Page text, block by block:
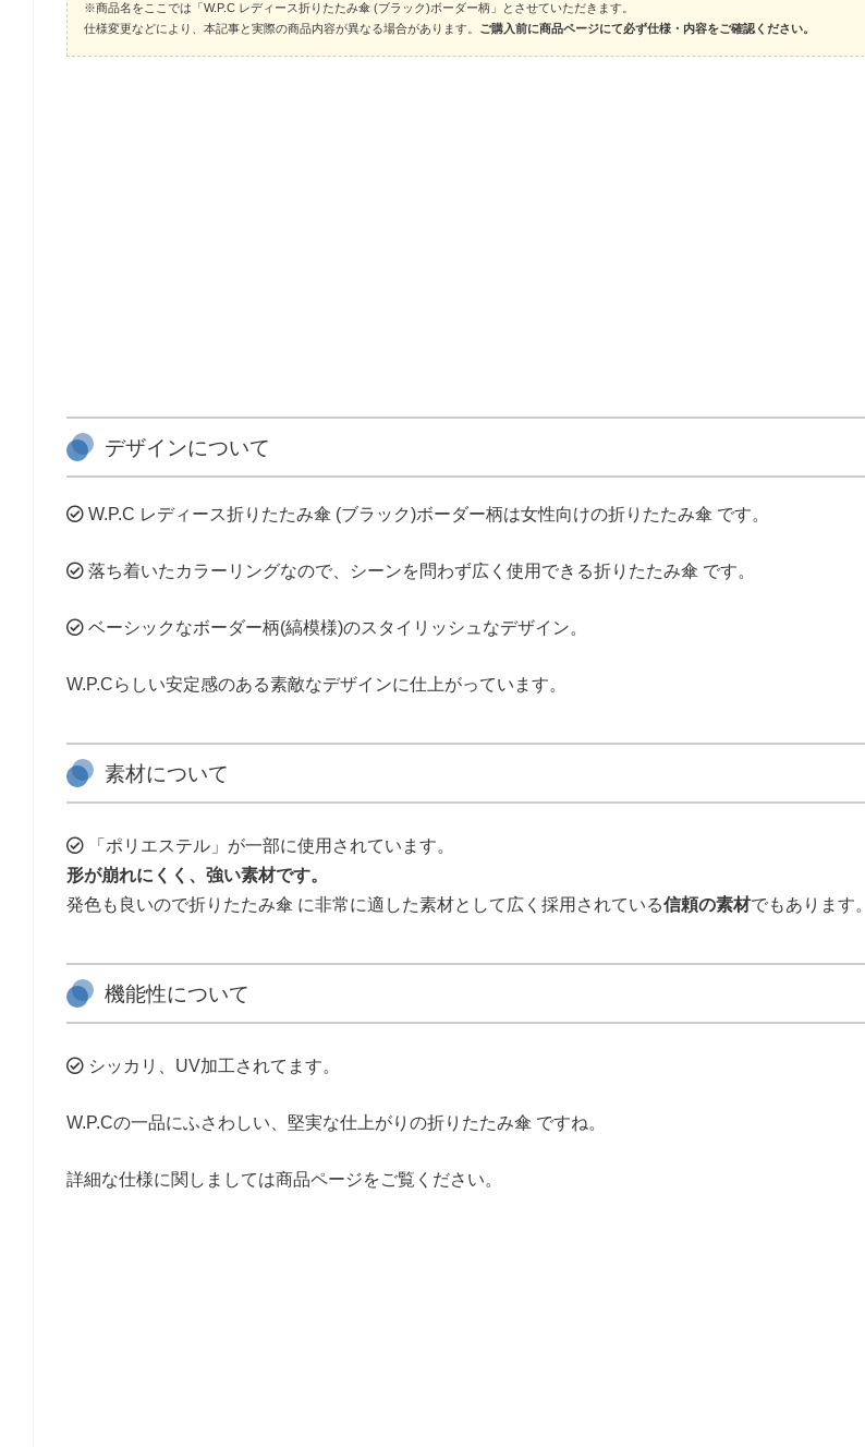
※商品名をここでは「W.P.C レディース折りたたみ傘 (ブラック)ボーダー柄」とさせていただきます。
仕様変更などにより、本記事と実際の商品内容が異なる場合があります。 ご購入前に商品ページにて必ず仕様・内容をご確認ください。
デザインについて
W.P.C レディース折りたたみ傘 (ブラック)ボーダー柄は女性向けの折りたたみ傘 です。
落ち着いたカラーリングなので、シーンを問わず広く使用できる折りたたみ傘 です。
ベーシックなボーダー柄(縞模様)のスタイリッシュなデザイン。
W.P.Cらしい安定感のある素敵なデザインに仕上がっています。
素材について
「ポリエステル」が一部に使用されています。
形が崩れにくく、強い素材です。
発色も良いので折りたたみ傘 に非常に適した素材として広く採用されている信頼の素材でもあります。
機能性について
シッカリ、UV加工されてます。
W.P.Cの一品にふさわしい、堅実な仕上がりの折りたたみ傘 ですね。
詳細な仕様に関しましては商品ページをご覧ください。